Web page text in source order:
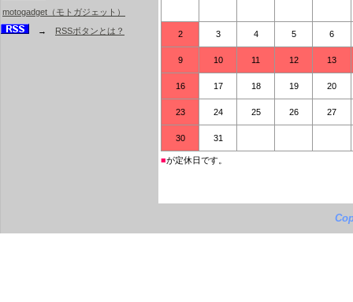
motogadget（モトガジェット）
→ RSSボタンとは？ 2 3 4 5 6
9 10 11 12 13
16 17 18 19 20
23 24 25 26 27
30 31
■が定休日です。